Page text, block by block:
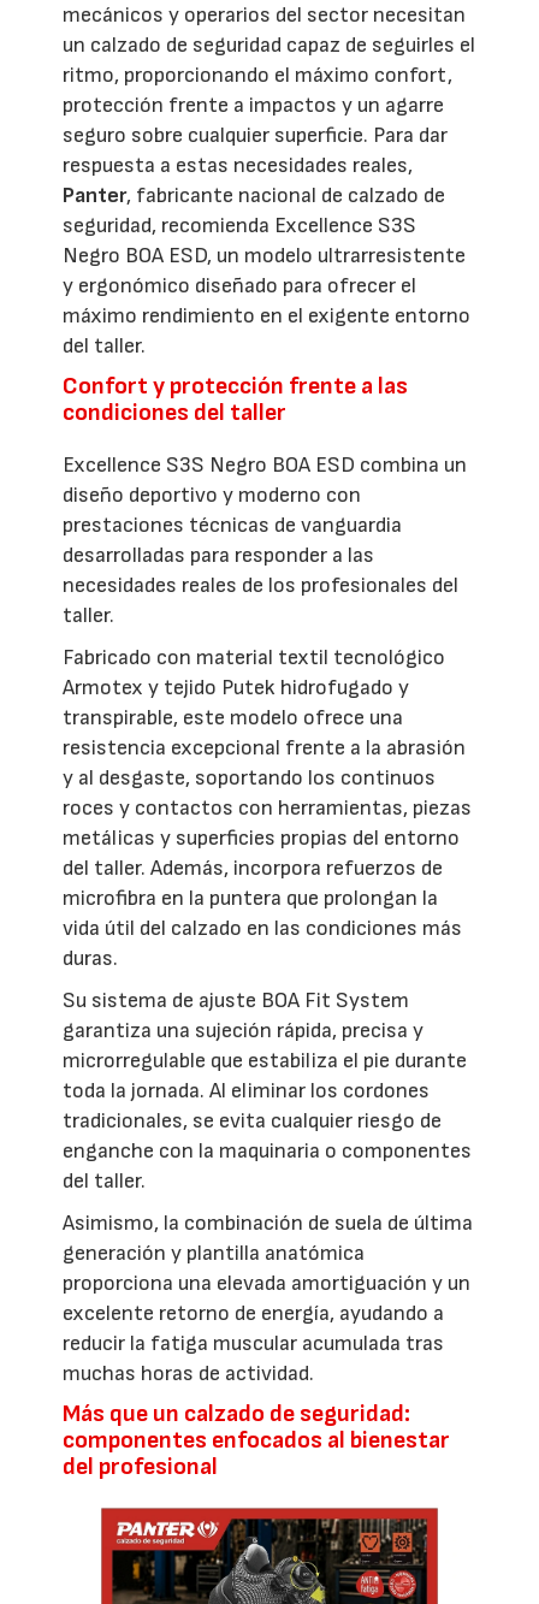
mecánicos y operarios del sector necesitan
un calzado de seguridad capaz de seguirles el
ritmo, proporcionando el máximo confort,
protección frente a impactos y un agarre
seguro sobre cualquier superficie. Para dar
respuesta a estas necesidades reales,
Panter, fabricante nacional de calzado de
seguridad, recomienda Excellence S3S
Negro BOA ESD, un modelo ultrarresistente
y ergonómico diseñado para ofrecer el
máximo rendimiento en el exigente entorno
del taller.
Confort y protección frente a las
condiciones del taller
Excellence S3S Negro BOA ESD combina un
diseño deportivo y moderno con
prestaciones técnicas de vanguardia
desarrolladas para responder a las
necesidades reales de los profesionales del
taller.
Fabricado con material textil tecnológico
Armotex y tejido Putek hidrofugado y
transpirable, este modelo ofrece una
resistencia excepcional frente a la abrasión
y al desgaste, soportando los continuos
roces y contactos con herramientas, piezas
metálicas y superficies propias del entorno
del taller. Además, incorpora refuerzos de
microfibra en la puntera que prolongan la
vida útil del calzado en las condiciones más
duras.
Su sistema de ajuste BOA Fit System
garantiza una sujeción rápida, precisa y
microrregulable que estabiliza el pie durante
toda la jornada. Al eliminar los cordones
tradicionales, se evita cualquier riesgo de
enganche con la maquinaria o componentes
del taller.
Asimismo, la combinación de suela de última
generación y plantilla anatómica
proporciona una elevada amortiguación y un
excelente retorno de energía, ayudando a
reducir la fatiga muscular acumulada tras
muchas horas de actividad.
Más que un calzado de seguridad:
componentes enfocados al bienestar
del profesional